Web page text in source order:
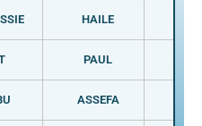
HAILE
PAUL
ASSEFA